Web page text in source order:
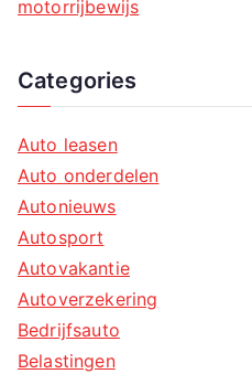
motorrijbewijs
Categories
Auto leasen
Auto onderdelen
Autonieuws
Autosport
Autovakantie
Autoverzekering
Bedrijfsauto
Belastingen